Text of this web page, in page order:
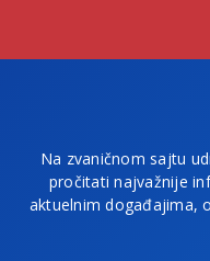
Na zvaničnom sajtu
pročitati najvažnije
aktuelnim događajima,